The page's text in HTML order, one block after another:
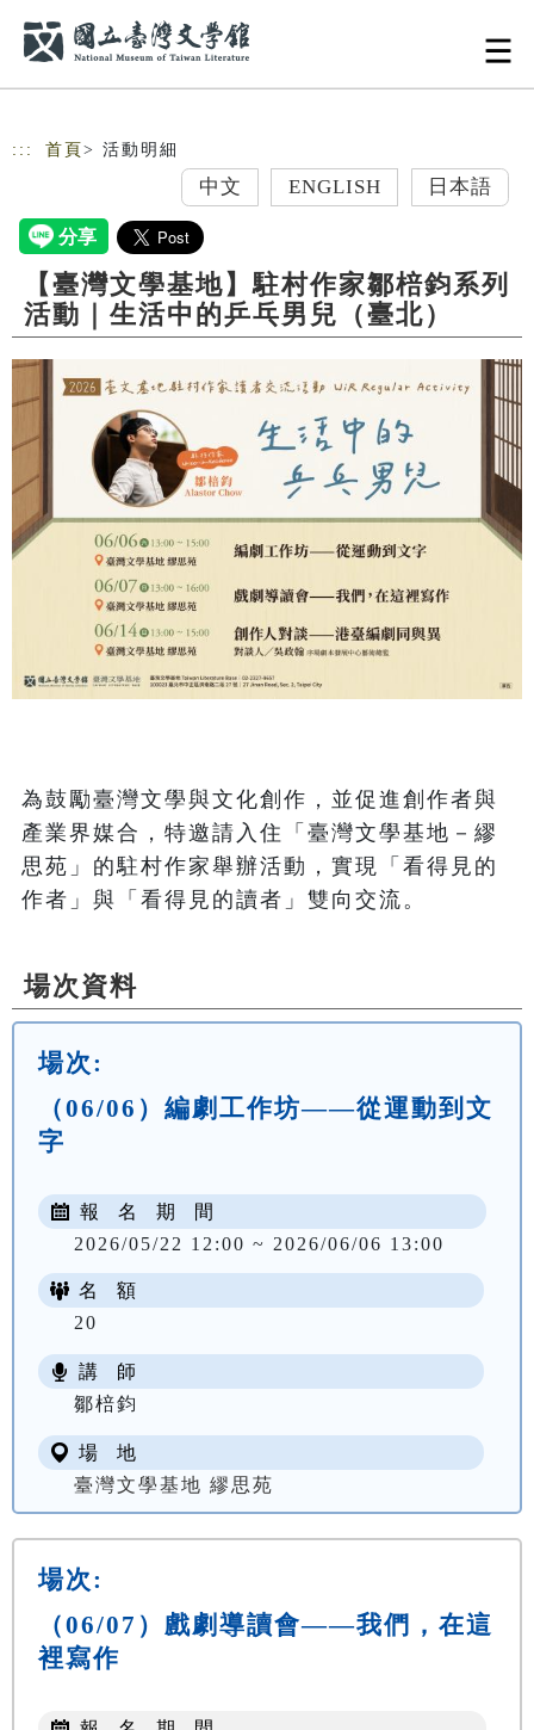
::: 首頁 > 活動明細
中文 ENGLISH 日本語
【臺灣文學基地】駐村作家鄒棓鈞系列
活動｜生活中的乒乓男兒（臺北）
為鼓勵臺灣文學與文化創作，並促進創作者與
產業界媒合，特邀請入住「臺灣文學基地－繆
思苑」的駐村作家舉辦活動，實現「看得見的
作者」與「看得見的讀者」雙向交流。
場次資料
場次:
（06/06）編劇工作坊——從運動到文
字
報 名 期 間
2026/05/22 12:00 ~ 2026/06/06 13:00
名 額
20
講 師
鄒棓鈞
場 地
臺灣文學基地 繆思苑
場次:
（06/07）戲劇導讀會——我們，在這
裡寫作